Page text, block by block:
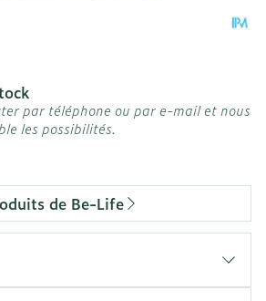
par téléphone ou par e-mail et nous
les possibilités.
de Be-Life